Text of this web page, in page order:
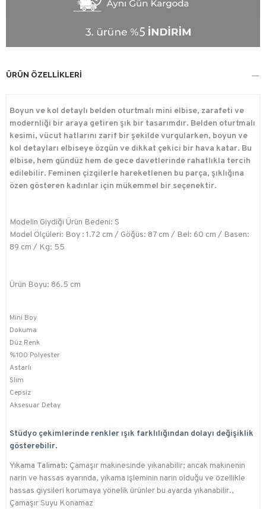
ÜRÜN ÖZELLIKLERI
Boyun ve kol detaylı belden oturtmalı mini elbise, zarafeti ve
modernliği bir araya getiren şık bir tasarımdır. Belden oturtmalı
kesimi, vücut hatlarını zarif bir şekilde vurgularken, boyun ve
kol detayları elbiseye özgün ve dikkat çekici bir hava katar. Bu
elbise, hem gündüz hem de gece davetlerinde rahatlıkla tercih
edilebilir. Feminen çizgilerle hareketlenen bu parça, şıklığına
özen gösteren kadınlar için mükemmel bir seçenektir.
Modelin Giydiği Ürün Bedeni: S
Model Ölçüleri: Boy : 1.72 cm / Göğüs: 87 cm / Bel: 60 cm / Basen:
89 cm / Kg: 55
Ürün Boyu: 86.5 cm
Mini Boy
Dokuma
Düz Renk
%100 Polyester
Astarlı
Slim
Cepsiz
Aksesuar Detay
Stüdyo çekimlerinde renkler ışık farklılığından dolayı değişiklik
gösterebilir.
Yıkama Talimatı: Çamaşır makinesinde yıkanabilir; ancak makinenin
narin ve hassas ayarında, yıkama işleminin narin olduğu ve özellikle
hassas giysileri korumaya yönelik ürünler bu ayarda yıkanabilir.,
Çamaşır Suyu Konamaz